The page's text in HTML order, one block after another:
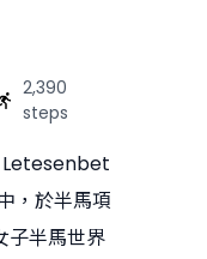
2,390
steps
Letesenbet
，於半馬項
子半馬世界